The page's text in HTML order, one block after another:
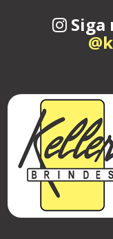
Siga